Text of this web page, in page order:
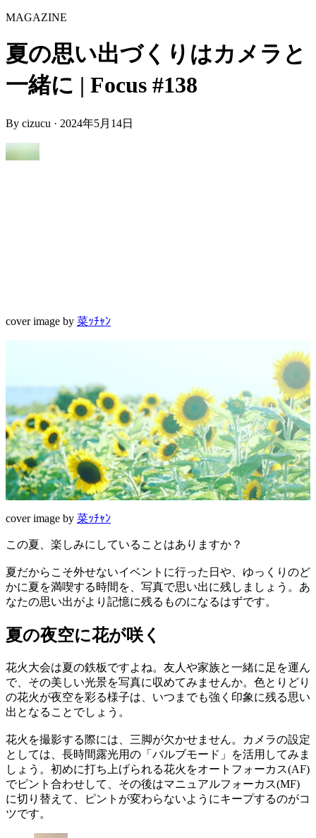
MAGAZINE
夏の思い出づくりはカメラと
一緒に | Focus #138
By cizucu · 2024年5月14日
cover image by 菜ｯﾁｬﾝ
cover image by 菜ｯﾁｬﾝ
この夏、楽しみにしていることはありますか？
夏だからこそ外せないイベントに行った日や、ゆっくりのど
かに夏を満喫する時間を、写真で思い出に残しましょう。あ
なたの思い出がより記憶に残るものになるはずです。
夏の夜空に花が咲く
花火大会は夏の鉄板ですよね。友人や家族と一緒に足を運ん
で、その美しい光景を写真に収めてみませんか。色とりどり
の花火が夜空を彩る様子は、いつまでも強く印象に残る思い
出となることでしょう。
花火を撮影する際には、三脚が欠かせません。カメラの設定
としては、長時間露光用の「バルブモード」を活用してみま
しょう。初めに打ち上げられる花火をオートフォーカス(AF)
でピント合わせして、その後はマニュアルフォーカス(MF)
に切り替えて、ピントが変わらないようにキープするのがコ
ツです。